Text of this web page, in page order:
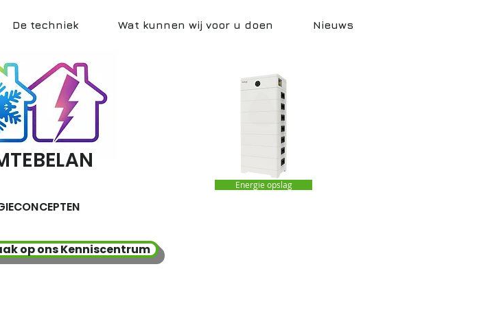
De techniek Wat kunnen wij voor u doen Nieuws
op ons Kenniscentrum
Energie opslag